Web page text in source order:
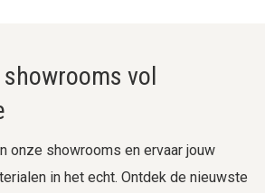
vol
onze showrooms en ervaar jouw
in het echt. Ontdek de nieuwste